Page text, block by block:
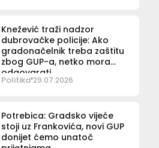
Knežević traži nadzor
dubrovačke policije: Ako
gradonačelnik treba zaštitu
zbog GUP-a, netko mora
odgovarati
Politika 29.07.2026
Potrebica: Gradsko vijeće
stoji uz Frankovića, novi GUP
donijet ćemo unatoč